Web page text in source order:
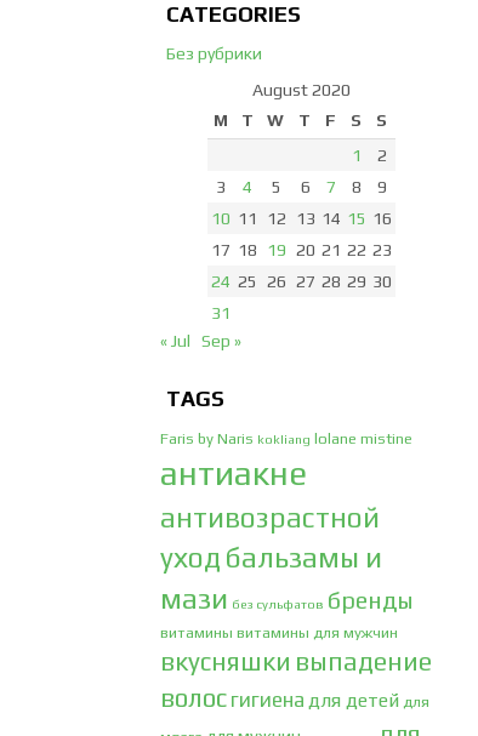
CATEGORIES
Без рубрики
August 2020
M
T W T F S
S
1
2
3
4 5 6 7 8
9
10 11 12 13 14 15 16
17 18 19 20 21 22 23
24 25 26 27 28 29 30
31
« Jul
Sep »
TAGS
Faris by Naris kokliang lolane mistine
антиакне
антивозрастной
уход бальзамы и
мази без сульфатов бренды
витамины витамины для мужчин
вкусняшки выпадение
волос гигиена для детей для